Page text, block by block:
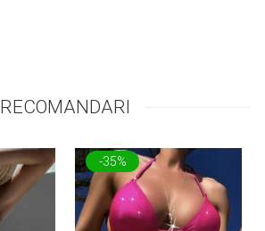
RECOMANDARI
-35%